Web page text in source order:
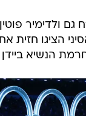
ולדימיר
הציגו חזית
הנשיא